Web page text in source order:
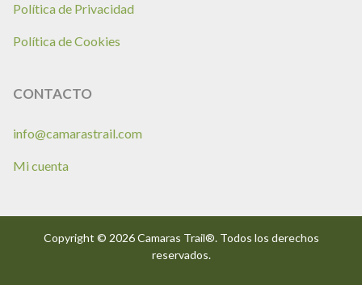
Política de Privacidad
Política de Cookies
CONTACTO
info@camarastrail.com
Mi cuenta
Copyright © 2026 Camaras Trail®. Todos los derechos
reservados.